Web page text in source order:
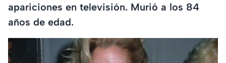
apariciones en televisión. Murió a los 84
años de edad.